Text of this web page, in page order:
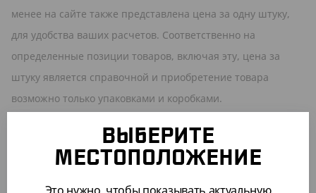
менее на сайте также представлена цена за одну штуку,
для удобства ваших расчетов. Соответственно на
определенные позиции товаров, включая эту, цена за
штуку является справочной и приобретение товара
возможно только упаковками и коробками.
ПОХОЖИЕ ТОВАРЫ
ВЫБЕРИТЕ
МЕСТОПОЛОЖЕНИЕ